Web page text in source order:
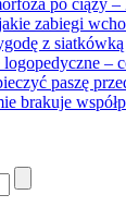
po ciąży –
zabiegi
z
–
paszę
brakuje